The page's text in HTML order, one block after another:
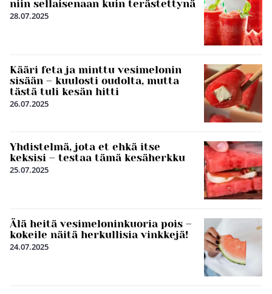
niin sellaisenaan kuin terästettynä
28.07.2025
Kääri feta ja minttu vesimelonin
sisään – kuulosti oudolta, mutta
tästä tuli kesän hitti
26.07.2025
Yhdistelmä, jota et ehkä itse
keksisi – testaa tämä kesäherkku
25.07.2025
Älä heitä vesimeloninkuoria pois –
kokeile näitä herkullisia vinkkejä!
24.07.2025